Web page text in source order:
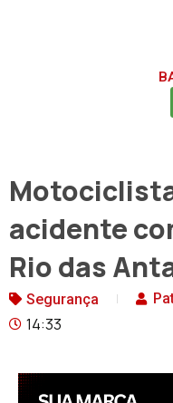
acidente
Rio das
Segurança
14:33